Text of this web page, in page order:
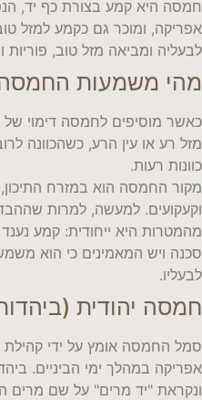
חמסה היא קמע בצורת כף יד,
אפריקה, ומוכר גם כקמע למזל
לבעליה ומביאה מזל טוב, פוריות
מהי משמעות
כאשר מוסיפים לחמסה דימוי של
מזל רע או עין הרע, כשהכוונה
כוונות רעות.
מקור החמסה הוא במזרח התיכון,
וקעקועים. למעשה, למרות
מהמטרות היא ייחודית: קמע
סכנה ויש המאמינים כי הוא
לבעליו.
חמסה יהודית
סמל החמסה אומץ על ידי קהילת
אפריקה במהלך ימי הביניים.
ונקראת "יד מרים" על שם